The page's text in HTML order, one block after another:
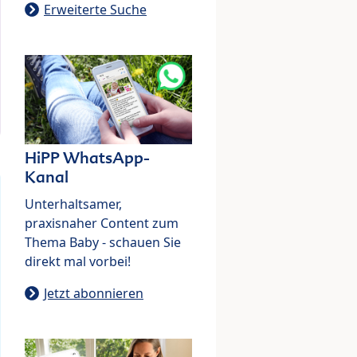
Erweiterte Suche
HiPP WhatsApp-
Kanal
Unterhaltsamer,
praxisnaher Content zum
Thema Baby - schauen Sie
direkt mal vorbei!
Jetzt abonnieren